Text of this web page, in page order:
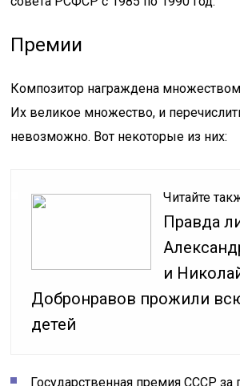
Премии
Композитор награждена
Их великое множество, и
невозможно. Вот некоторые из них:
Читайте
Правда
и
Добронравов прожили
детей
Государственная премия СССР за